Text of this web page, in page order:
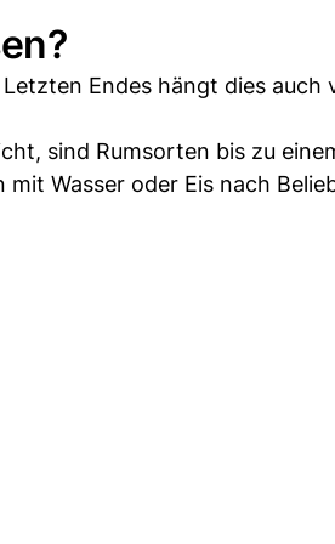
Endes hängt dies auch
sind Rumsorten bis zu
Wasser oder Eis nach